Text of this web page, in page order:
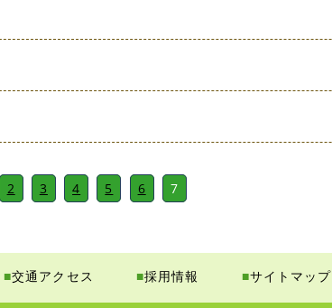
2 3 4 5 6 7
■交通アクセス ■採用情報 ■サイトマップ